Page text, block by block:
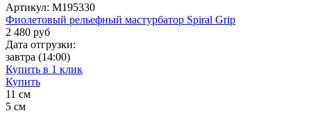
Артикул: M195330
Фиолетовый рельефный мастурбатор Spiral Grip
2 480 руб
Дата отгрузки:
завтра (14:00)
Купить в 1 клик
Купить
11 см
5 см